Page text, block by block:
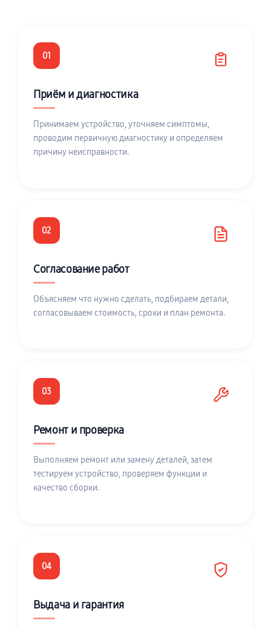
01
Приём и диагностика
Принимаем устройство, уточняем симптомы,
проводим первичную диагностику и определяем
причину неисправности.
02
Согласование работ
Объясняем что нужно сделать, подбираем детали,
согласовываем стоимость, сроки и план ремонта.
03
Ремонт и проверка
Выполняем ремонт или замену деталей, затем
тестируем устройство, проверяем функции и
качество сборки.
04
Выдача и гарантия